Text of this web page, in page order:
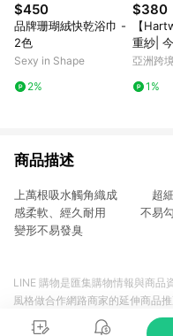
$450
品牌珊瑚絨快乾浴巾 -
2色
Sexy in Shape
2%
$380
【
重紗|
方巾 低
亞洲跨
1%
商品描述
上萬根吸水觸角織成 超
感柔軟、經久耐用 不易
變形不易發臭
LINE 購物是匯集購物情報與商品
風格做合作網路商家的延伸商品
商品至各合作網路商家，確認現